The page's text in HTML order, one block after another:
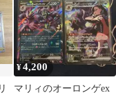
¥4,200
マリィのオーロンゲex